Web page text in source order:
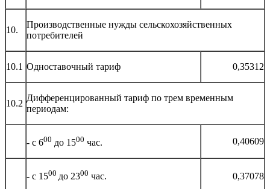
10.
Производственные нужды сельскохозяйственных
потребителей
10.1 Одноставочный тариф 0,35312
10.2
Дифференцированный тариф по трем временным
периодам:
- с 600 до 1500 час. 0,40609
- с 1500 до 2300 час. 0,37078